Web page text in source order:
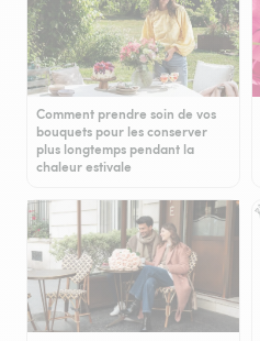
Comment prendre soin de vos
bouquets pour les conserver
plus longtemps pendant la
chaleur estivale